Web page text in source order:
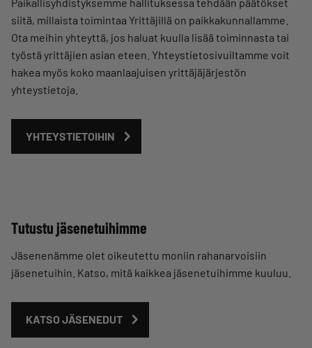
siitä, millaista toimintaa Yrittäjillä on paikkakunnallamme.
Ota meihin yhteyttä, jos haluat kuulla lisää toiminnasta tai
työstä yrittäjien asian eteen. Yhteystietosivuiltamme voit
hakea myös koko maanlaajuisen yrittäjäjärjestön
yhteystietoja.
YHTEYSTIETOIHIN
Tutustu jäsenetuihimme
Jäsenenämme olet oikeutettu moniin rahanarvoisiin
jäsenetuihin. Katso, mitä kaikkea jäsenetuihimme kuuluu.
KATSO JÄSENEDUT